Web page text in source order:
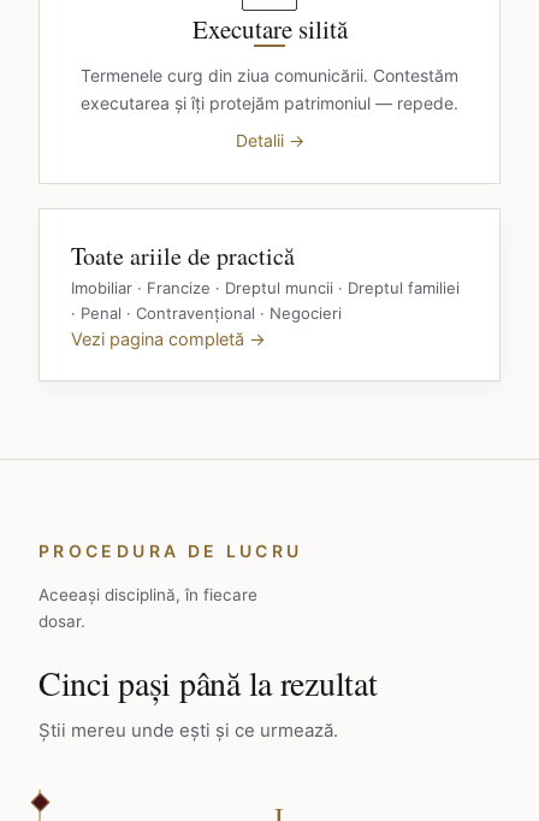
Executare silită
Termenele curg din ziua comunicării. Contestăm
executarea și îți protejăm patrimoniul — repede.
Detalii →
Toate ariile de practică
Imobiliar · Francize · Dreptul muncii · Dreptul familiei
· Penal · Contravențional · Negocieri
Vezi pagina completă →
PROCEDURA DE LUCRU
Aceeași disciplină, în fiecare
dosar.
Cinci pași până la rezultat
Știi mereu unde ești și ce urmează.